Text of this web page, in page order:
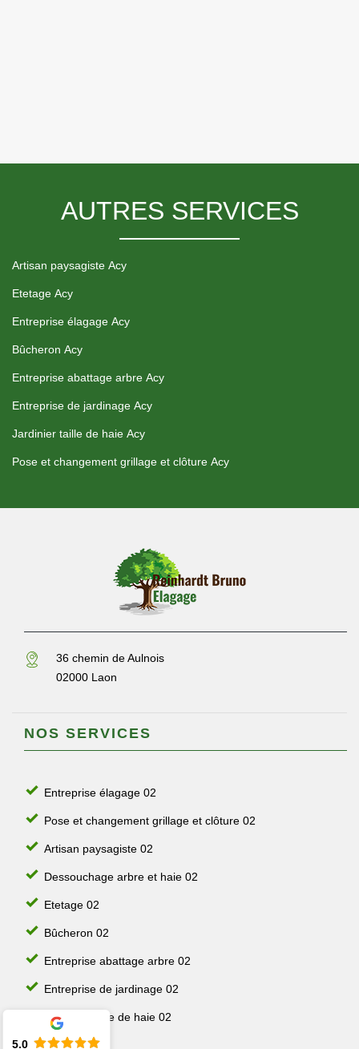
AUTRES SERVICES
Artisan paysagiste Acy
Etetage Acy
Entreprise élagage Acy
Bûcheron Acy
Entreprise abattage arbre Acy
Entreprise de jardinage Acy
Jardinier taille de haie Acy
Pose et changement grillage et clôture Acy
36 chemin de Aulnois
02000 Laon
NOS SERVICES
Entreprise élagage 02
Pose et changement grillage et clôture 02
Artisan paysagiste 02
Dessouchage arbre et haie 02
Etetage 02
Bûcheron 02
Entreprise abattage arbre 02
Entreprise de jardinage 02
Jardinier taille de haie 02
5.0